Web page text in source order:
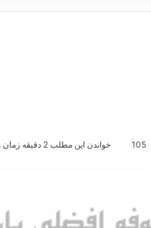
105 خواندن این مطلب 2 دقیقه زمان میبرد